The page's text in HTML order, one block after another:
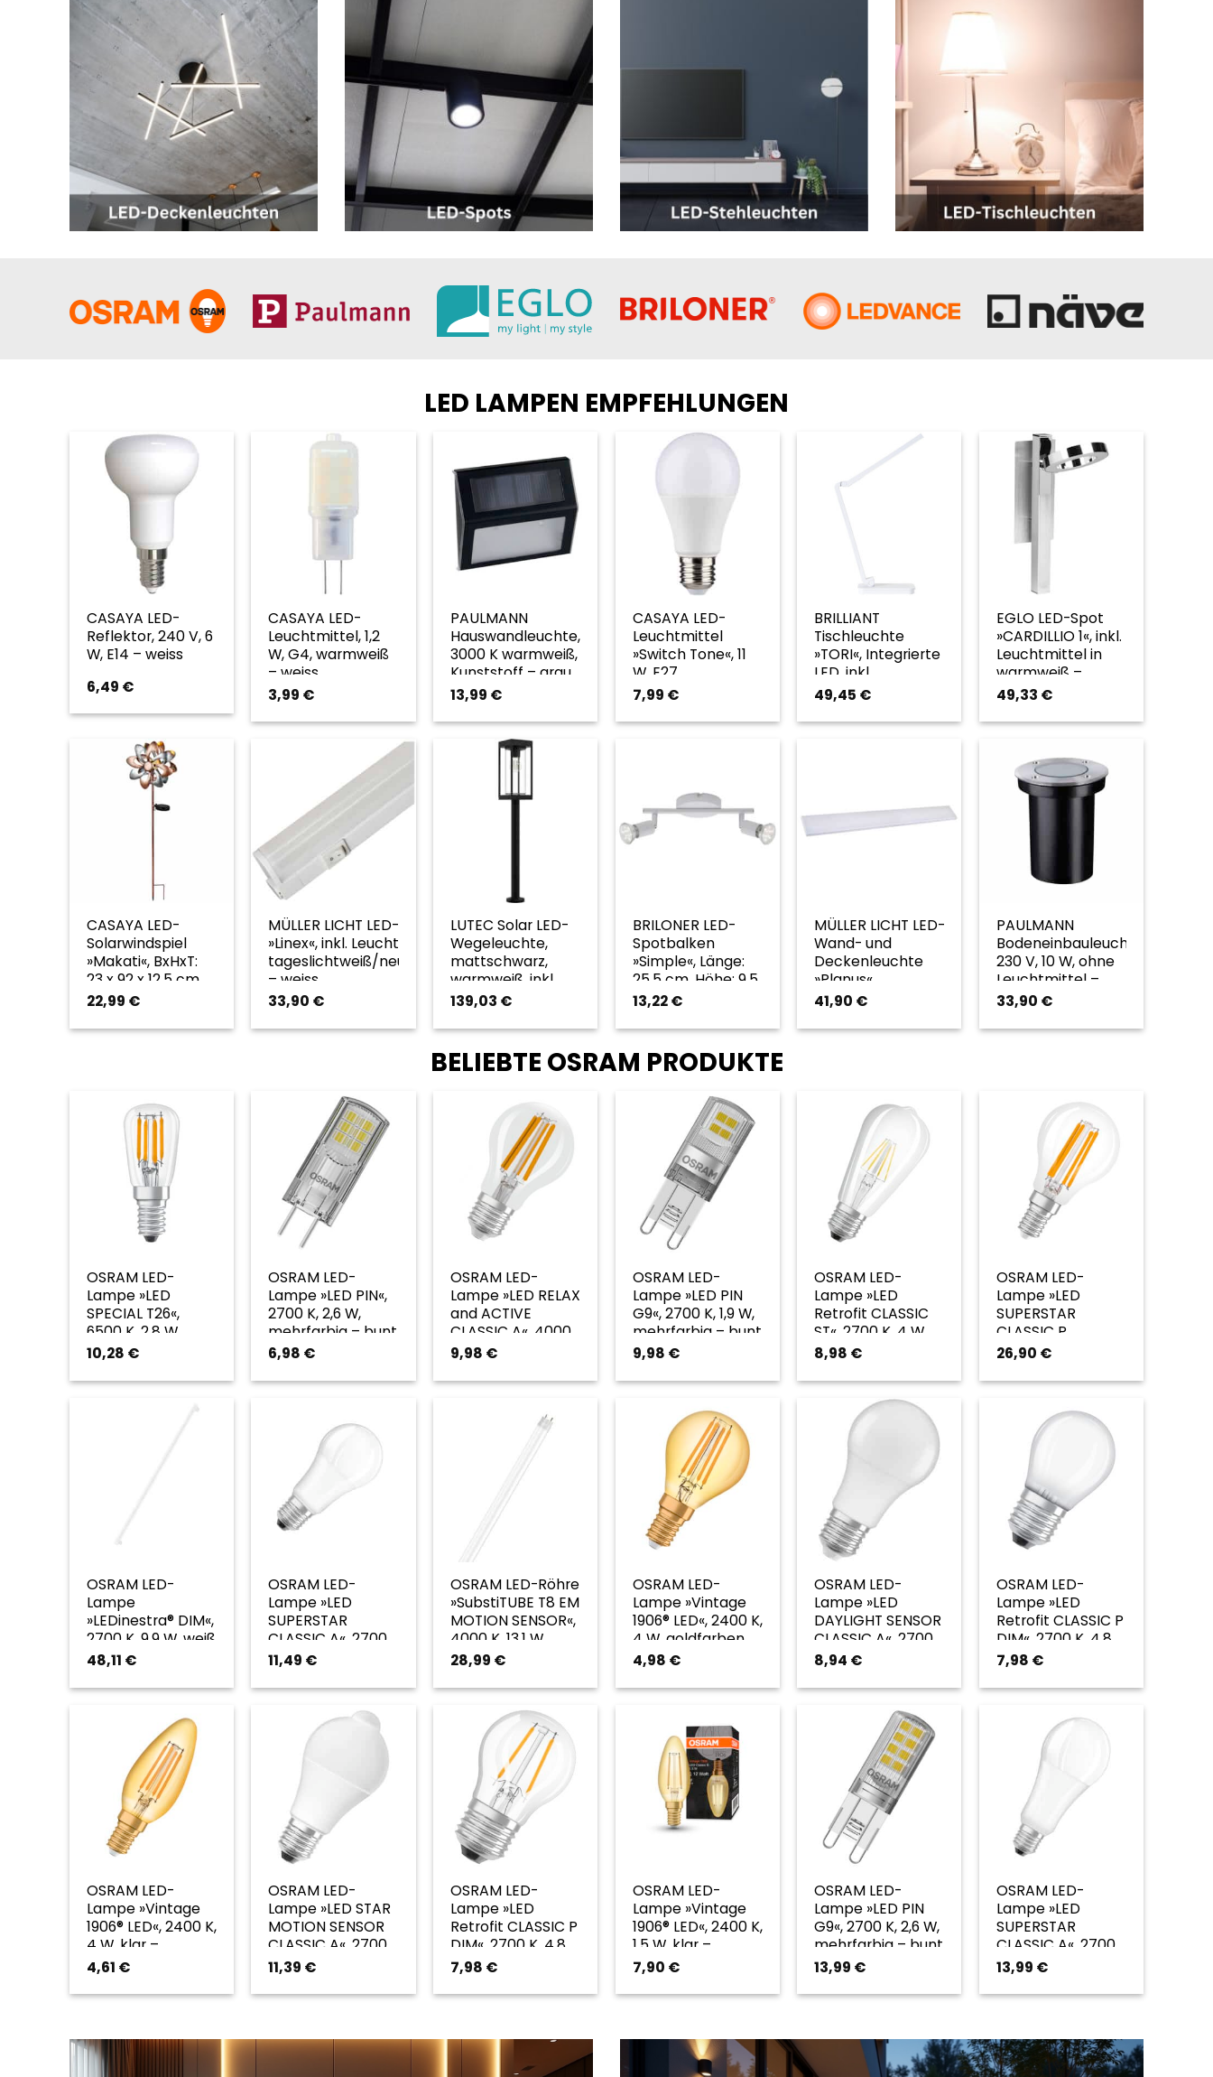
LED LAMPEN EMPFEHLUNGEN
CASAYA LED-
Reflektor, 240 V, 6
W, E14 – weiss
6,49 €
CASAYA LED-
Leuchtmittel, 1,2
W, G4, warmweiß
– weiss
3,99 €
PAULMANN
Hauswandleuchte,
3000 K warmweiß,
Kunststoff – grau
13,99 €
CASAYA LED-
Leuchtmittel
»Switch Tone«, 11
W, E27,
mehrfarbig –
weiss
7,99 €
BRILLIANT
Tischleuchte
»TORI«, Integrierte
LED, inkl.
Leuchtmittel,
Höhe: 605 cm
49,45 €
EGLO LED-Spot
»CARDILLIO 1«, inkl.
Leuchtmittel in
warmweiß –
silberfarben
49,33 €
CASAYA LED-
Solarwindspiel
»Makati«, BxHxT:
23 x 92 x 12,5 cm,
inkl. Leuchtmittel
22,99 €
MÜLLER LICHT LED-Unterbauleuchte
»Linex«, inkl. Leuchtmittel in
tageslichtweiß/neutralweiß/kaltweiß
– weiss
33,90 €
LUTEC Solar LED-
Wegeleuchte,
mattschwarz,
warmweiß, inkl.
Leuchtmittel
139,03 €
BRILONER LED-
Spotbalken
»Simple«, Länge:
25,5 cm, Höhe: 9,5
cm, weiß – weiss
13,22€
MÜLLER LICHT LED-
Wand- und
Deckenleuchte
»Planus«,
Betriebsspannung:
41,90 €
PAULMANN
Bodeneinbauleuchte,
230 V, 10 W, ohne
Leuchtmittel –
silberfarben
33,90 €
BELIEBTE OSRAM PRODUKTE
OSRAM LED-
Lampe »LED
SPECIAL T26«,
6500 K, 2,8 W,
transparent
10,28 €
OSRAM LED-
Lampe »LED PIN«,
2700 K, 2,6 W,
mehrfarbig – bunt
6,98 €
OSRAM LED-
Lampe »LED RELAX
and ACTIVE
CLASSIC A«, 4000
K, 7 W, klar –
9,98 €
OSRAM LED-
Lampe »LED PIN
G9«, 2700 K, 1,9 W,
mehrfarbig – bunt
9,98 €
OSRAM LED-
Lampe »LED
Retrofit CLASSIC
ST«, 2700 K, 4 W,
klar – transparent
8,98 €
OSRAM LED-
Lampe »LED
SUPERSTAR
CLASSIC P
GLOWdim«, 2700
transparent
26,90 €
OSRAM LED-
Lampe
»LEDinestra® DIM«,
2700 K, 9,9 W, weiß
– weiss
48,11 €
OSRAM LED-
Lampe »LED
SUPERSTAR
CLASSIC A«, 2700
K, 14 W, weiß –
weiss
11,49 €
OSRAM LED-Röhre
»SubstiTUBE T8 EM
MOTION SENSOR«,
4000 K, 13,1 W,
weiß – weiss
28,99 €
OSRAM LED-
Lampe »Vintage
1906® LED«, 2400 K,
4 W, goldfarben
4,98 €
OSRAM LED-
Lampe »LED
DAYLIGHT SENSOR
CLASSIC A«, 2700
K, 8,8 W, weiß –
weiss
8,94 €
OSRAM LED-
Lampe »LED
Retrofit CLASSIC P
DIM«, 2700 K, 4,8
W, weiß – weiss
7,98 €
OSRAM LED-
Lampe »Vintage
1906® LED«, 2400 K,
4 W, klar –
transparent
4,61 €
OSRAM LED-
Lampe »LED STAR
MOTION SENSOR
CLASSIC A«, 2700
K, 8,8 W, weiß –
weiss
11,39 €
OSRAM LED-
Lampe »LED
Retrofit CLASSIC P
DIM«, 2700 K, 4,8
W, klar –
transparent
7,98 €
OSRAM LED-
Lampe »Vintage
1906® LED«, 2400 K,
1,5 W, klar –
transparent
7,90 €
OSRAM LED-
Lampe »LED PIN
G9«, 2700 K, 2,6 W,
mehrfarbig – bunt
13,99 €
OSRAM LED-
Lampe »LED
SUPERSTAR
CLASSIC A«, 2700
K, 20 W, weiß –
weiss
13,99 €